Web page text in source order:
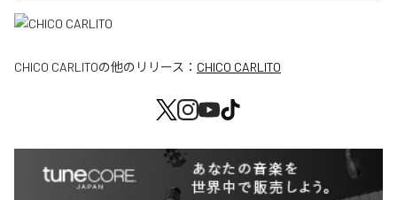
CHICO CARLITOの他のリリース： CHICO CARLITO